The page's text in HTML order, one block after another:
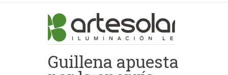
Guillena apuesta